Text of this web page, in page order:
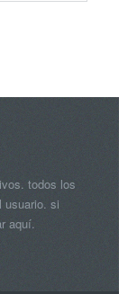
todos los
usuario. si
aquí.